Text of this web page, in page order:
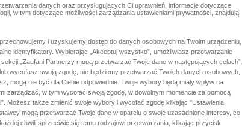
danych oraz przysługujących Ci uprawnień, informacje dotyczące
w tym dotyczące możliwości zarządzania ustawieniami prywatności, znajdują
przechowujemy i uzyskujemy dostęp do danych osobowych na Twoim urządzeniu,
identyfikatory. Wybierając „Akceptuj wszystko”, umożliwiasz przetwarzanie
„Zaufani Partnerzy mogą przetwarzać Twoje dane w następujących celach”.
wycofasz swoją zgodę, nie będziemy przetwarzać Twoich danych osobowych,
mogą nie być dla Ciebie odpowiednie. Twoje wybory będą miały wpływ na
zarządzać, w tym wycofać swoją zgodę, w dowolnym momencie za pomocą
Możesz także zmienić swoje wybory i wycofać zgodę klikając "Ustawienia
mogą przetwarzać Twoje dane w oparciu o swoje uzasadnione interesy, co
chwili sprzeciwić się temu rodzajowi przetwarzania, klikając przycisk